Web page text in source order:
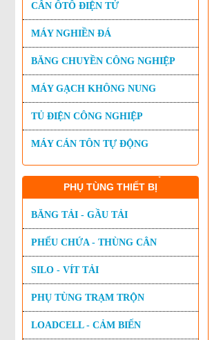
CÂN ÔTÔ ĐIỆN TỬ
MÁY NGHIỀN ĐÁ
BĂNG CHUYỀN CÔNG NGHIỆP
MÁY GẠCH KHÔNG NUNG
TỦ ĐIỆN CÔNG NGHIỆP
MÁY CÁN TÔN TỰ ĐỘNG
PHỤ TÙNG THIẾT BỊ
BĂNG TẢI - GẦU TẢI
PHỂU CHỨA - THÙNG CÂN
SILO - VÍT TẢI
PHỤ TÙNG TRẠM TRỘN
LOADCELL - CẢM BIẾN